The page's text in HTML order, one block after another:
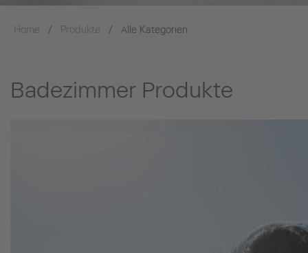
Home Produkte Alle Kategorien
Badezimmer Produkte